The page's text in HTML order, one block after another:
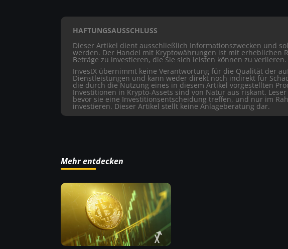
HAFTUNGSAUSSCHLUSS
Dieser Artikel dient ausschließlich Informationszwecken und
werden. Der Handel mit Kryptowährungen ist mit erheblichen
Beträge zu investieren, die Sie sich leisten können zu verlieren.
InvestX übernimmt keine Verantwortung für die Qualität der
Dienstleistungen und kann weder direkt noch indirekt für
die durch die Nutzung eines in diesem Artikel vorgestellten
Investitionen in Krypto-Assets sind von Natur aus riskant.
bevor sie eine Investitionsentscheidung treffen, und nur im
investieren. Dieser Artikel stellt keine Anlageberatung dar.
Mehr entdecken